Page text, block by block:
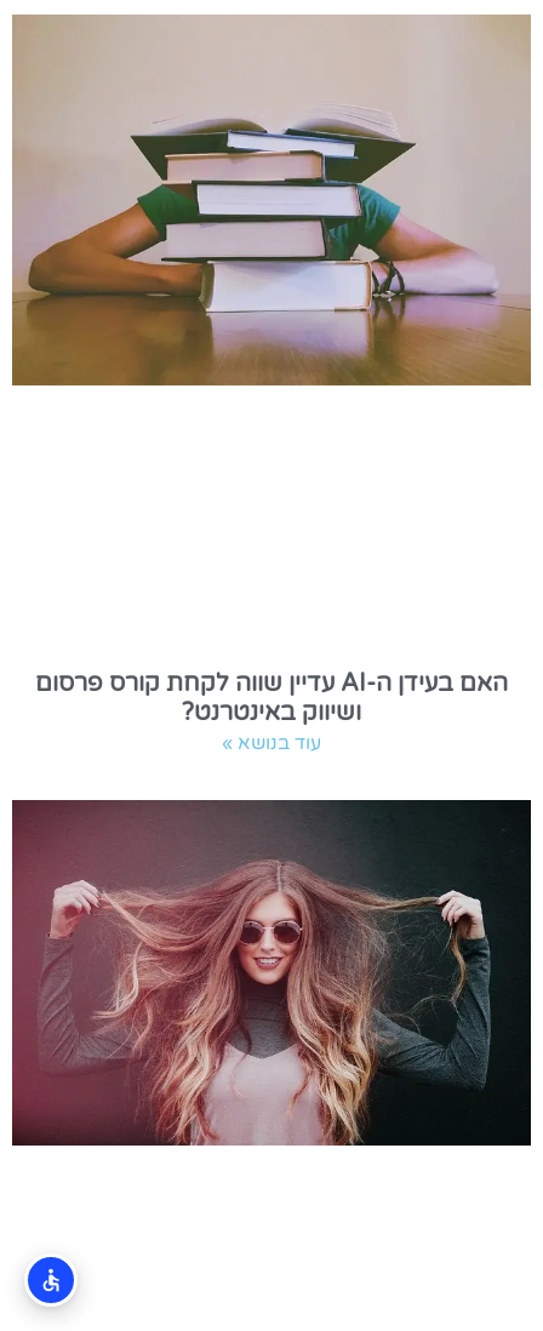
האם בעידן ה-AI עדיין שווה לקחת קורס פרסום
ושיווק באינטרנט?
עוד בנושא »